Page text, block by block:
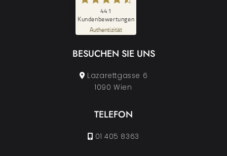
441
Kundenbewertungen
Authentizität
Empfehlungen auf
ProvenExpert.com
SEHR GUT
29
ProvenExpert.com
412
3 anderen Quellen
BESUCHEN SIE UNS
Lazarettgasse 6
1090 Wien
TELEFON
01 405 8363